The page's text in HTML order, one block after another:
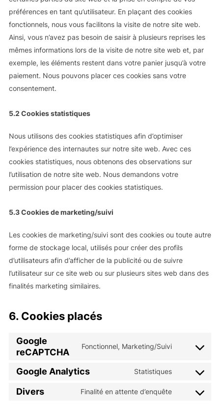
préférences en tant qu’utilisateur. En plaçant des cookies
fonctionnels, nous vous facilitons la visite de notre site web.
Ainsi, vous n’avez pas besoin de saisir à plusieurs reprises les
mêmes informations lors de la visite de notre site web et, par
exemple, les éléments restent dans votre panier jusqu’à votre
paiement. Nous pouvons placer ces cookies sans votre
consentement.
5.2 Cookies statistiques
Nous utilisons des cookies statistiques afin d’optimiser
l’expérience des internautes sur notre site web. Avec ces
cookies statistiques, nous obtenons des observations sur
l’utilisation de notre site web. Nous demandons votre
permission pour placer des cookies statistiques.
5.3 Cookies de marketing/suivi
Les cookies de marketing/suivi sont des cookies ou toute autre
forme de stockage local, utilisés pour créer des profils
d’utilisateurs afin d’afficher de la publicité ou de suivre
l’utilisateur sur ce site web ou sur plusieurs sites web dans des
finalités marketing similaires.
6. Cookies placés
Google
reCAPTCHA
Fonctionnel, Marketing/Suivi
Consent
service
google-
Google Analytics Statistiques
Consent
Divers Finalité en attente d’enquête
Consent